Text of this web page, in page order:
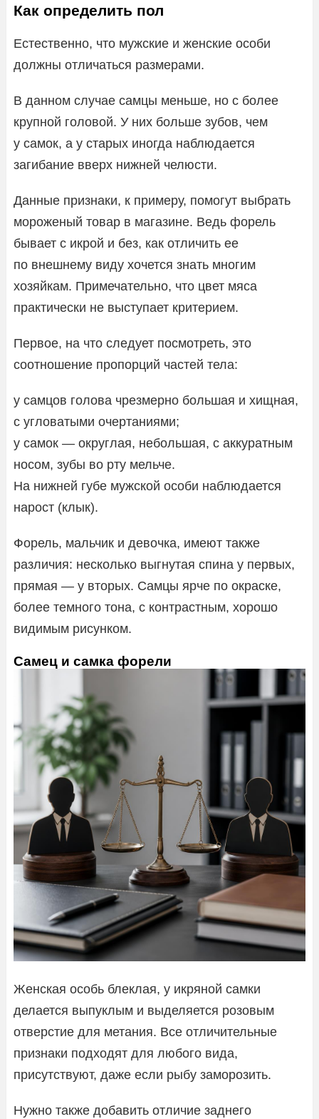
Как определить пол
Естественно, что мужские и женские особи
должны отличаться размерами.
В данном случае самцы меньше, но с более
крупной головой. У них больше зубов, чем
у самок, а у старых иногда наблюдается
загибание вверх нижней челюсти.
Данные признаки, к примеру, помогут выбрать
мороженый товар в магазине. Ведь форель
бывает с икрой и без, как отличить ее
по внешнему виду хочется знать многим
хозяйкам. Примечательно, что цвет мяса
практически не выступает критерием.
Первое, на что следует посмотреть, это
соотношение пропорций частей тела:
у самцов голова чрезмерно большая и хищная,
с угловатыми очертаниями;
у самок — округлая, небольшая, с аккуратным
носом, зубы во рту мельче.
На нижней губе мужской особи наблюдается
нарост (клык).
Форель, мальчик и девочка, имеют также
различия: несколько выгнутая спина у первых,
прямая — у вторых. Самцы ярче по окраске,
более темного тона, с контрастным, хорошо
видимым рисунком.
Самец и самка форели
Женская особь блеклая, у икряной самки
делается выпуклым и выделяется розовым
отверстие для метания. Все отличительные
признаки подходят для любого вида,
присутствуют, даже если рыбу заморозить.
Нужно также добавить отличие заднего